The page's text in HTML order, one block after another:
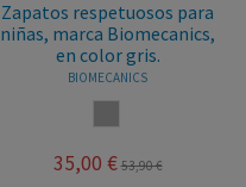
Zapatos respetuosos para
niñas, marca Biomecanics,
en color gris.
BIOMECANICS
35,00 € 53,90 €